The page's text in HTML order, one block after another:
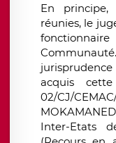
En principe,
réunies, le
acquis
02/CJ/
Inter-Etats